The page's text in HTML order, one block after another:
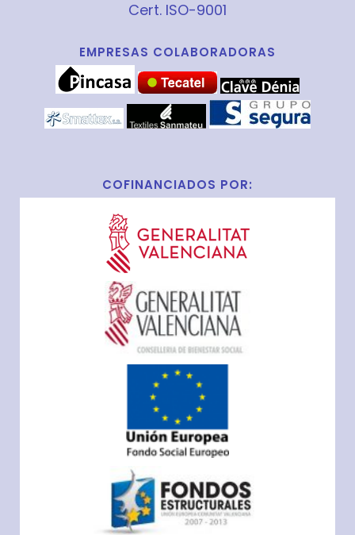
Cert. ISO-9001
EMPRESAS COLABORADORAS
COFINANCIADOS POR: